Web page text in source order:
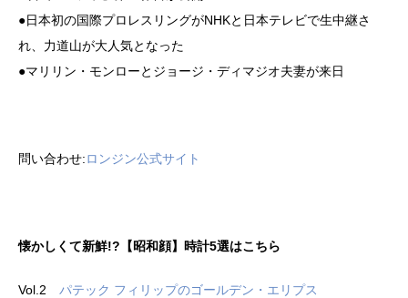
●日本初の国際プロレスリングがNHKと日本テレビで生中継さ
れ、力道山が大人気となった
●マリリン・モンローとジョージ・ディマジオ夫妻が来日
問い合わせ:ロンジン公式サイト
懐かしくて新鮮!?【昭和顔】時計5選はこちら
Vol.2 パテック フィリップのゴールデン・エリプス